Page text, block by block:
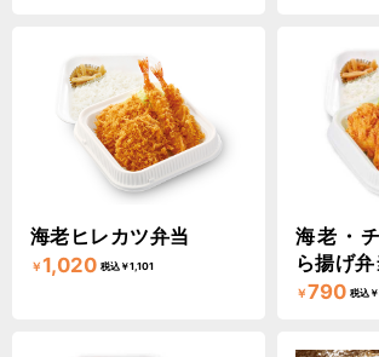
海老ヒレカツ弁当
￥1,020 税込￥1,101
海老・
ら揚げ弁
￥790 税込